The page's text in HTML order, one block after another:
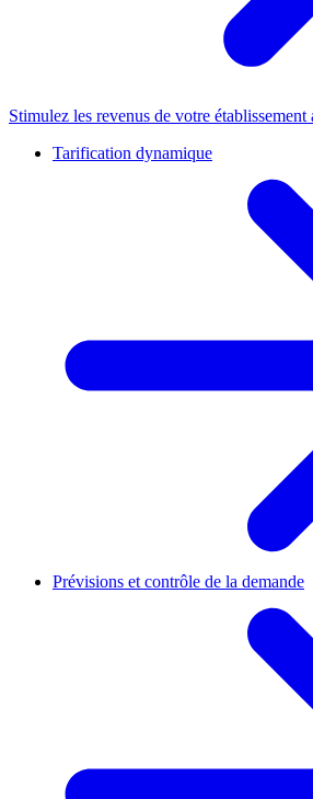
Stimulez les revenus de votre
Tarification dynamique
Prévisions et contrôle de la demande